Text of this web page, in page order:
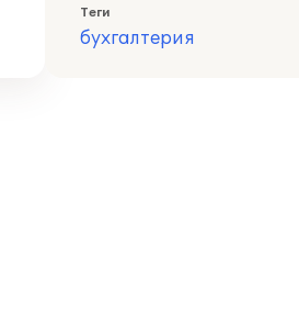
Теги
бухгалтерия